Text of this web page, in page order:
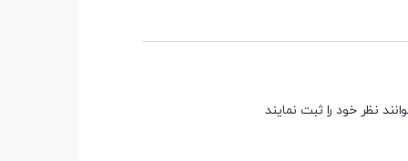
نظر خود را ثبت نمایند